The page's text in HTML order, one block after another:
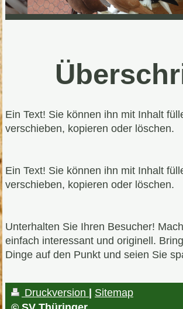
Ein Text! Sie können ihn mit Inhalt
verschieben, kopieren oder löschen.
Ein Text! Sie können ihn mit Inhalt
verschieben, kopieren oder löschen.
Unterhalten Sie Ihren Besucher!
einfach interessant und originell.
Dinge auf den Punkt und seien Sie
Druckversion
Sitemap